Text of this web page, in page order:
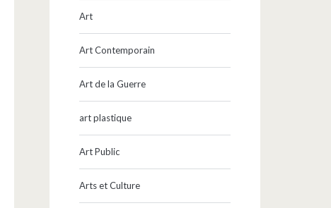
Art
Art Contemporain
Art de la Guerre
art plastique
Art Public
Arts et Culture